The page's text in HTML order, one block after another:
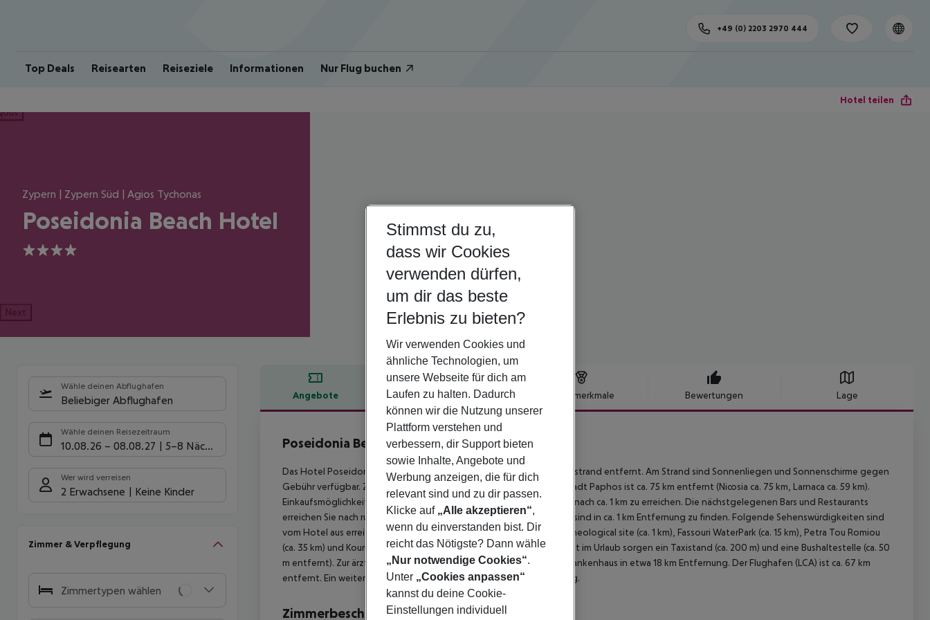
Top Deals Reisearten Reiseziele Informationen Nur Flug buchen
+49 (0) 2203 2970 444
Hotel teilen
Zypern | Zypern Süd | Agios Tychonas
Poseidonia Beach Hotel
4
Next
Wähle deinen Abflughafen
Beliebiger Abflughafen
Wähle deinen Reisezeitraum
10.08.26 – 08.08.27 5-8 Nächte
Wer wird verreisen
2 Erwachsene Keine Kinder
Zimmer & Verpflegung
Zimmertypen wählen
Angebote Hotelbeschreibung Hotelmerkmale Bewertungen Lage
Hotelbeschreibung
Poseidonia Beach Hotel
4
Das Hotel Poseidonia Beach Hotel befindet sich ca. 100 m vom Sandstrand entfernt. Am Strand sind Sonnenliegen und Sonnenschirme gegen
Gebühr verfügbar. Zum touristischen Zentrum sind es ca. 2 km. Die Stadt Paphos ist ca. 75 km entfernt (Nicosia ca. 75 km, Larnaca ca. 59 km).
Einkaufsmöglichkeiten liegen ca. 6 km vom Hotel, ein Supermarkt ist nach ca. 1 km zu erreichen. Die nächstgelegenen Bars und Restaurants
erreichen Sie nach rund 200 m. Unterhaltungsangebote wie ein Kino sind in ca. 1 km Entfernung zu finden. Folgende Sehenswürdigkeiten sind
vom Hotel aus erreichbar: Limassol castle (ca. 6 km), Amathounda Archeological site (ca. 1 km), Fassouri WaterPark (ca. 15 km), Petra Tou Romiou
(ca. 35 km) und Kourion Ancient Amphitheater (ca. 20 km). Für Mobilität im Urlaub sorgen ein Taxistand (ca. 200 m) und eine Bushaltestelle (ca. 50
m entfernt). Zur ärztlichen Versorgung im Notfall befindet sich ein Krankenhaus in etwa 18 km Entfernung. Der Flughafen (LCA) ist ca. 67 km
entfernt. Ein weiterer Flughafen (PFO) liegt in etwa 61 km Entfernung.
Zimmerbeschreibung
Stimmst du zu,
dass wir Cookies
verwenden dürfen,
um dir das beste
Erlebnis zu bieten?
Wir verwenden Cookies und
ähnliche Technologien, um
unsere Webseite für dich am
Laufen zu halten. Dadurch
können wir die Nutzung unserer
Plattform verstehen und
verbessern, dir Support bieten
sowie Inhalte, Angebote und
Werbung anzeigen, die für dich
relevant sind und zu dir passen.
Klicke auf „Alle akzeptieren“,
wenn du einverstanden bist. Dir
reicht das Nötigste? Dann wähle
„Nur notwendige Cookies“.
Unter „Cookies anpassen“
kannst du deine Cookie-
Einstellungen individuell